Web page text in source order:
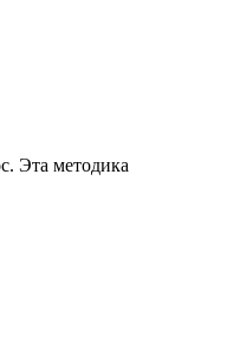
Эта методика